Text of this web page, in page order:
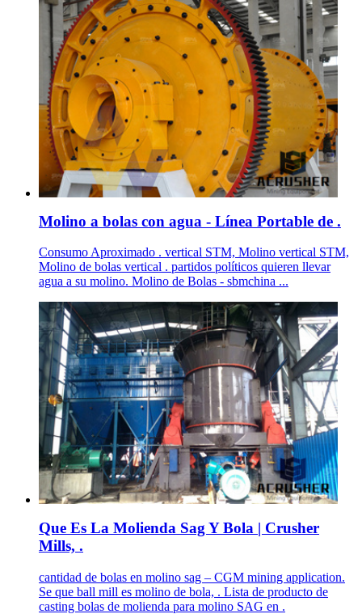
Molino a bolas con agua - Línea Portable de .
Consumo Aproximado . vertical STM, Molino vertical STM,
Molino de bolas vertical . partidos políticos quieren llevar
agua a su molino. Molino de Bolas - sbmchina ...
Que Es La Molienda Sag Y Bola | Crusher
Mills, .
cantidad de bolas en molino sag – CGM mining application.
Se que ball mill es molino de bola, . Lista de producto de
casting bolas de molienda para molino SAG en .